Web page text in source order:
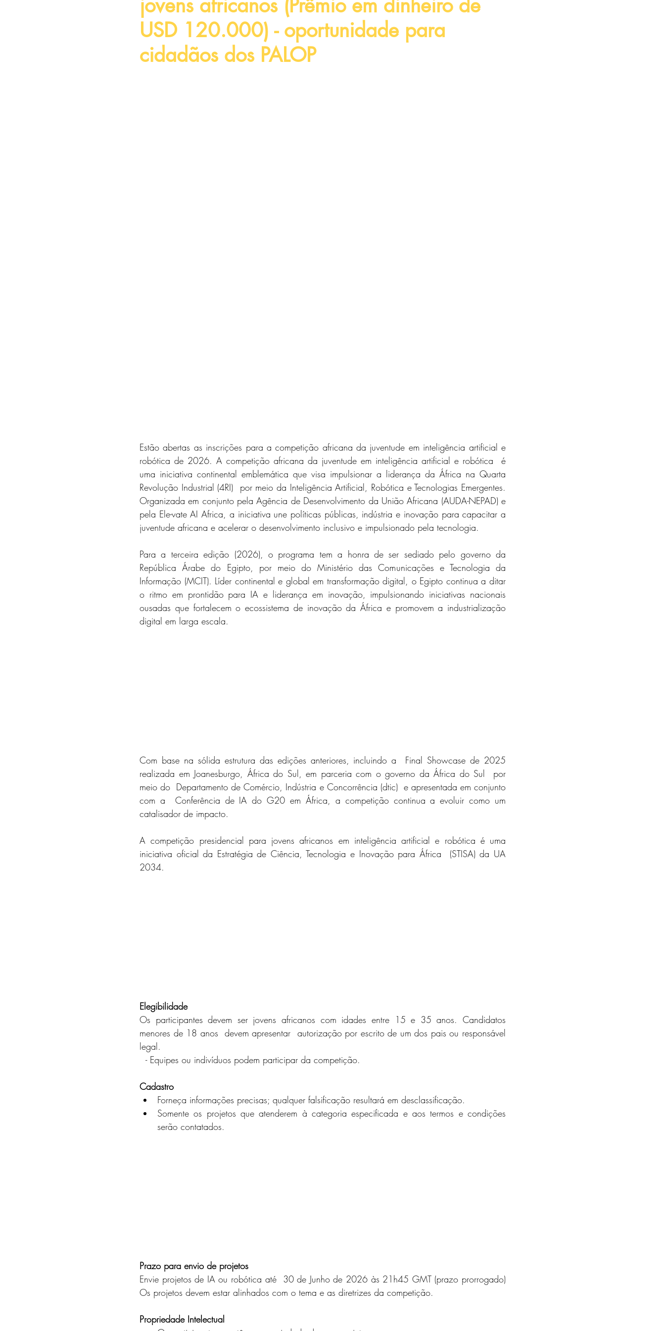
jovens africanos (Prêmio em dinheiro de
USD 120.000) - oportunidade para
cidadãos dos PALOP
Estão abertas as inscrições para a competição africana da juventude em inteligência artificial e
robótica de 2026. A competição africana da juventude em inteligência artificial e robótica  é
uma iniciativa continental emblemática que visa impulsionar a liderança da África na Quarta
Revolução Industrial (4RI)  por meio da Inteligência Artificial, Robótica e Tecnologias Emergentes.
Organizada em conjunto pela Agência de Desenvolvimento da União Africana (AUDA-NEPAD) e
pela Ele-vate AI Africa, a iniciativa une políticas públicas, indústria e inovação para capacitar a
juventude africana e acelerar o desenvolvimento inclusivo e impulsionado pela tecnologia.
Para a terceira edição (2026), o programa tem a honra de ser sediado pelo governo da
República Árabe do Egipto, por meio do Ministério das Comunicações e Tecnologia da
Informação (MCIT). Líder continental e global em transformação digital, o Egipto continua a ditar
o ritmo em prontidão para IA e liderança em inovação, impulsionando iniciativas nacionais
ousadas que fortalecem o ecossistema de inovação da África e promovem a industrialização
digital em larga escala.
Com base na sólida estrutura das edições anteriores, incluindo a  Final Showcase de 2025
realizada em Joanesburgo, África do Sul, em parceria com o governo da África do Sul  por
meio do  Departamento de Comércio, Indústria e Concorrência (dtic)  e apresentada em conjunto
com a  Conferência de IA do G20 em África, a competição continua a evoluir como um
catalisador de impacto.
A competição presidencial para jovens africanos em inteligência artificial e robótica é uma
iniciativa oficial da Estratégia de Ciência, Tecnologia e Inovação para África  (STISA) da UA
2034.
Elegibilidade
Os participantes devem ser jovens africanos com idades entre 15 e 35 anos. Candidatos
menores de 18 anos  devem apresentar  autorização por escrito de um dos pais ou responsável
legal.
  - Equipes ou indivíduos podem participar da competição.
Cadastro
Forneça informações precisas; qualquer falsificação resultará em desclassificação.
Somente os projetos que atenderem à categoria especificada e aos termos e condições
serão contatados.
Prazo para envio de projetos
Envie projetos de IA ou robótica até  30 de Junho de 2026 às 21h45 GMT (prazo prorrogado)
Os projetos devem estar alinhados com o tema e as diretrizes da competição.
Propriedade Intelectual